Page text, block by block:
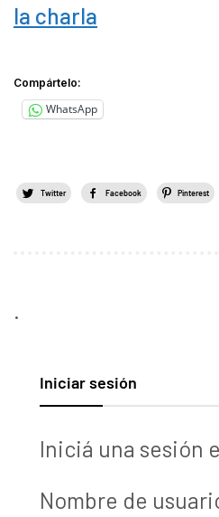
la charla
Compártelo:
WhatsApp
Twitter Facebook Pinterest
.
Iniciar sesión
Iniciá una sesión
Nombre de